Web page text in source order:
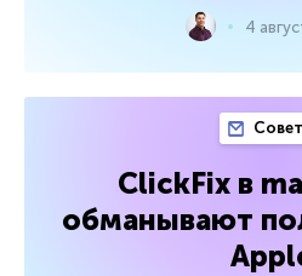
4
ClickFix в
обманывают